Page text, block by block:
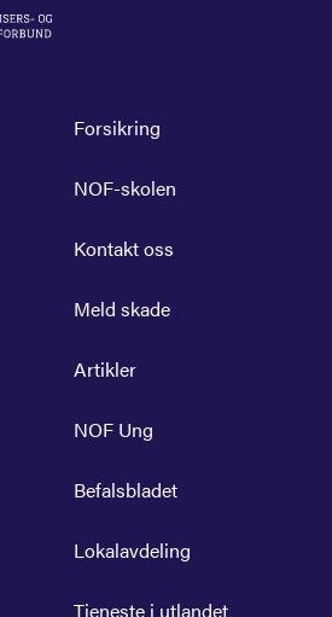
Forsikring
NOF-skolen
Kontakt oss
Meld skade
Artikler
NOF Ung
Befalsbladet
Lokalavdeling
Tjeneste i utlandet